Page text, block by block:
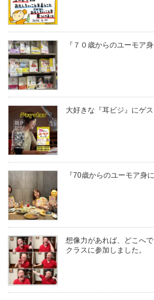
『７０歳からのユーモア
大好きな『耳ビジ』にゲ
『70歳からのユーモア身
想像力があれば、どこへ
クラスに参加しました。